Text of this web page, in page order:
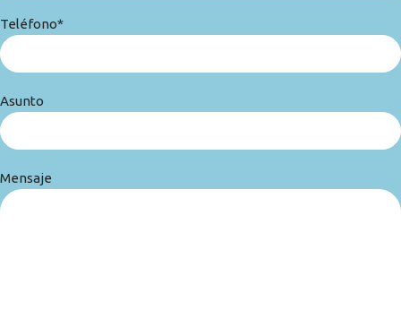
Teléfono*
Asunto
Mensaje